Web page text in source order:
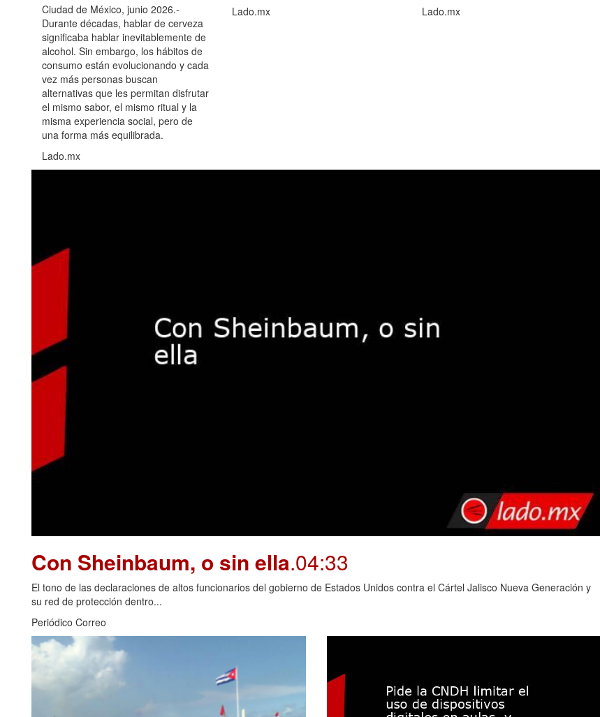
Ciudad de México, junio 2026.-
Durante décadas, hablar de cerveza
significaba hablar inevitablemente de
alcohol. Sin embargo, los hábitos de
consumo están evolucionando y cada
vez más personas buscan
alternativas que les permitan disfrutar
el mismo sabor, el mismo ritual y la
misma experiencia social, pero de
una forma más equilibrada.
Lado.mx
Lado.mx
Lado.mx
Con Sheinbaum, o sin ella.04:33
El tono de las declaraciones de altos funcionarios del gobierno de Estados Unidos contra el Cártel Jalisco Nueva Generación y
su red de protección dentro...
Periódico Correo